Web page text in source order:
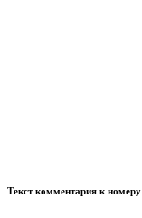
Текст комментария к номеру